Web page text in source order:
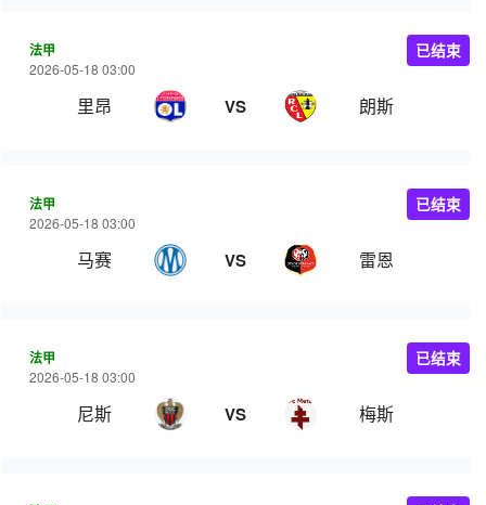
法甲
2026-05-18 03:00
里昂 VS 朗斯
已结束
法甲
2026-05-18 03:00
马赛 VS 雷恩
已结束
法甲
2026-05-18 03:00
尼斯 VS 梅斯
已结束